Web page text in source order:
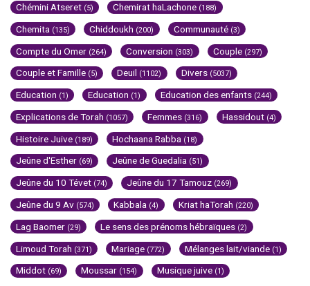
Chémini Atseret (5) Chemirat haLachone (188)
Chemita (135) Chiddoukh (200) Communauté (3)
Compte du Omer (264) Conversion (303) Couple (297)
Couple et Famille (5) Deuil (1102) Divers (5037)
Education (1) Education (1) Education des enfants (244)
Explications de Torah (1057) Femmes (316) Hassidout (4)
Histoire Juive (189) Hochaana Rabba (18)
Jeûne d'Esther (69) Jeûne de Guedalia (51)
Jeûne du 10 Tévet (74) Jeûne du 17 Tamouz (269)
Jeûne du 9 Av (574) Kabbala (4) Kriat haTorah (220)
Lag Baomer (29) Le sens des prénoms hébraïques (2)
Limoud Torah (371) Mariage (772) Mélanges lait/viande (1)
Middot (69) Moussar (154) Musique juive (1)